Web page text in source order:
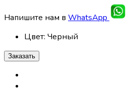
Напишите нам в WhatsApp
Цвет: Черный
Заказать